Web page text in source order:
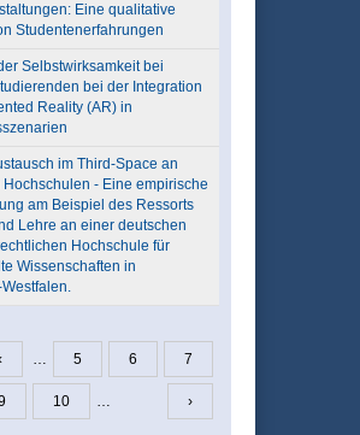
Eine qualitative
Studentenerfahrungen
Selbstwirksamkeit bei
bei der Integration
Reality (AR) in
im Third-Space an
- Eine empirische
am Beispiel des Ressorts
Lehre an einer deutschen
Hochschule für
Wissenschaften in
… 5 6 7
10 … ›